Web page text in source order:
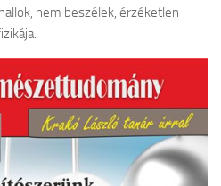
nem beszélek, érzéketlen